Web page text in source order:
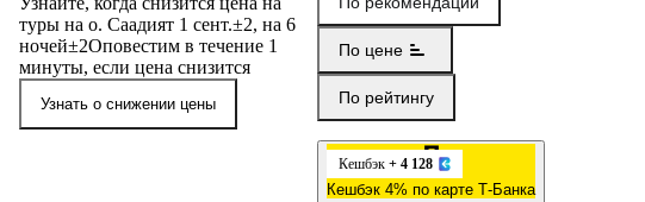
туры на о. Саадият 1 сент.±2, на 6
ночей±2Оповестим в течение 1
минуты, если цена снизится
Узнать о снижении цены
По цене
По рейтингу
Кешбэк + 4 128
Кешбэк 4% по карте Т-Банка